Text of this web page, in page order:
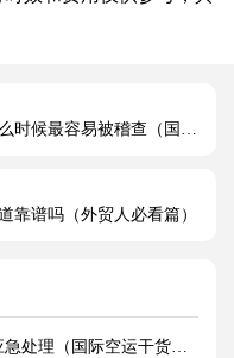
国际空运低申报到底有多大隐患，什么时候最容易被稽查（国际空运干货知识分享）
靠谱吗（外贸人必看篇）
国际空运干货知识分享）